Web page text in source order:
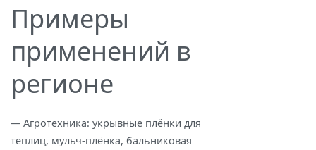
Примеры
применений в
регионе
— Агротехника: укрывные плёнки для
теплиц, мульч‑плёнка, бальниковая